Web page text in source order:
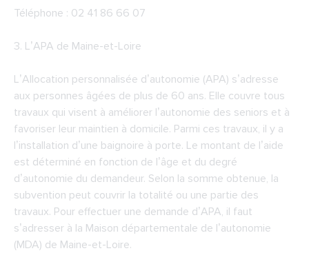
Téléphone : 02 41 86 66 07
3. L’APA de Maine-et-Loire
L’Allocation personnalisée d’autonomie (APA) s’adresse
aux personnes âgées de plus de 60 ans. Elle couvre tous
travaux qui visent à améliorer l’autonomie des seniors et à
favoriser leur maintien à domicile. Parmi ces travaux, il y a
l’installation d’une baignoire à porte. Le montant de l’aide
est déterminé en fonction de l’âge et du degré
d’autonomie du demandeur. Selon la somme obtenue, la
subvention peut couvrir la totalité ou une partie des
travaux. Pour effectuer une demande d’APA, il faut
s’adresser à la Maison départementale de l’autonomie
(MDA) de Maine-et-Loire.